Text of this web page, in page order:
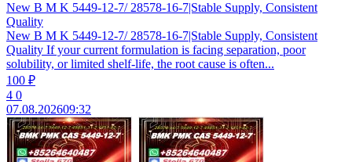
New B M K 5449-12-7/ 28578-16-7|Stable Supply, Consistent
Quality
New B M K 5449-12-7/ 28578-16-7|Stable Supply, Consistent
Quality If your current formulation is facing separation, poor
solubility, or limited shelf-life, the root cause is often...
100 ₽
4 0
07.08.202609:32